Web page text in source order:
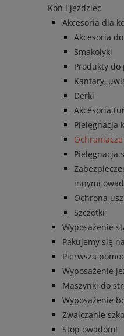
Koń i jeździec
Akcesoria dla
Akcesoria
Smakołyki
Produkty do
Kantary,
Derki
Akcesoria
Pielęgnacja
Pielęgnacja
innymi
Ochrona
Szczotki
Wyposażenie
Pakujemy się
Pierwsza pomoc
Wyposażenie
Maszynki do
Wyposażenie
Zwalczanie
Stop owadom!